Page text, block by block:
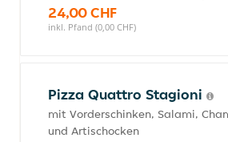
24,00 CHF
inkl. Pfand (0,00 CHF)
Pizza Quattro Stagioni
mit Vorderschinken, Salami,
und Artischocken